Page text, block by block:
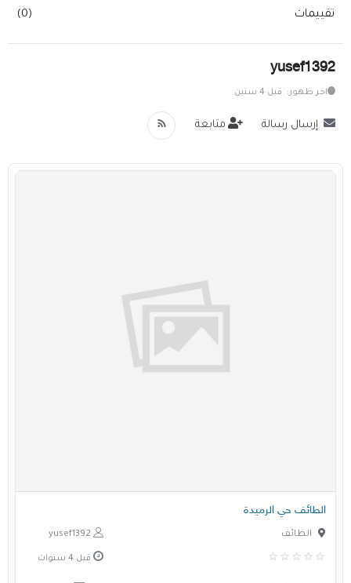
أثاث وديكورات
خدمات
اتفاقية الاستخدام
تقييمات (0)
yusef1392
اخر ظهور: قبل 4 سنين
إرسال رسالة متابعة
الطائف حي الرميدة
yusef1392 الطائف
قبل 4 سنوات